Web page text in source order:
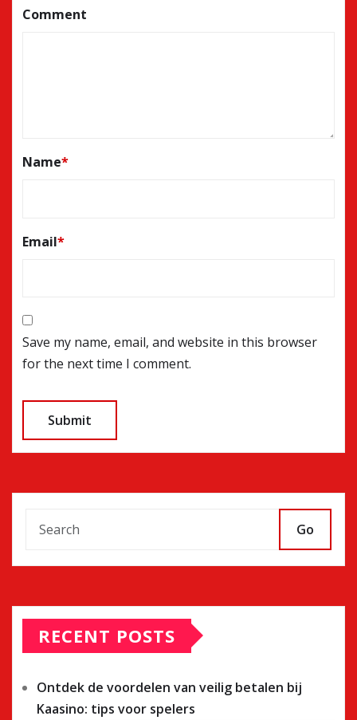
Comment
Name*
Email*
Save my name, email, and website in this browser
for the next time I comment.
Go
RECENT POSTS
Ontdek de voordelen van veilig betalen bij
Kaasino: tips voor spelers